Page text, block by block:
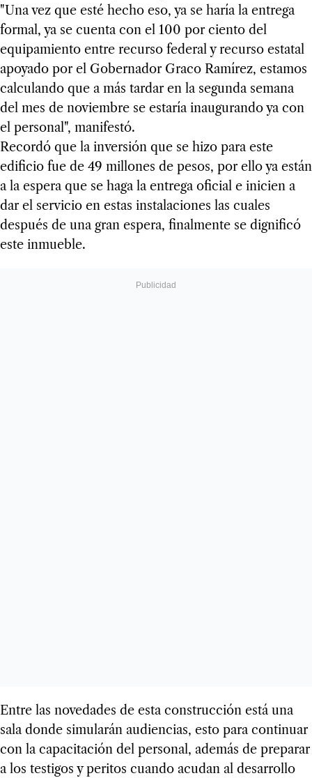
"Una vez que esté hecho eso, ya se haría la entrega
formal, ya se cuenta con el 100 por ciento del
equipamiento entre recurso federal y recurso estatal
apoyado por el Gobernador Graco Ramírez, estamos
calculando que a más tardar en la segunda semana
del mes de noviembre se estaría inaugurando ya con
el personal", manifestó.
Recordó que la inversión que se hizo para este
edificio fue de 49 millones de pesos, por ello ya están
a la espera que se haga la entrega oficial e inicien a
dar el servicio en estas instalaciones las cuales
después de una gran espera, finalmente se dignificó
este inmueble.
Entre las novedades de esta construcción está una
sala donde simularán audiencias, esto para continuar
con la capacitación del personal, además de preparar
a los testigos y peritos cuando acudan al desarrollo